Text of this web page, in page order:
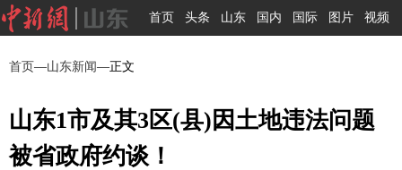
首页 头条 山东 国内 国际 图片 视频
首页—山东新闻—正文
山东1市及其3区(县)因土地违法问题
被省政府约谈！